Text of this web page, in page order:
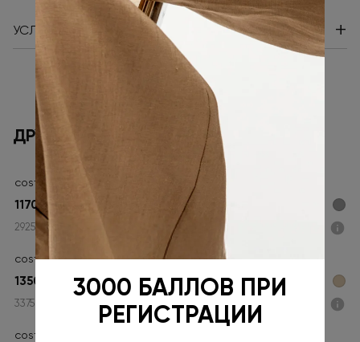
УСЛОВИЯ ДОСТАВКИ +
ДРУГИЕ МОДЕЛИ
costoso,Костюмные брюки
11700 ₽
2925 ₽ x 4
costoso,Брюки Версен полоска костюмная
13500 ₽
3375 ₽ x 4
costoso, Брюки Джульет плательная
3000 БАЛЛОВ ПРИ
РЕГИСТРАЦИИ